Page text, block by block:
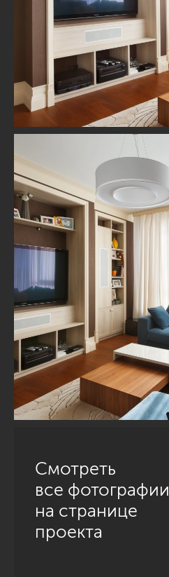
Смотреть
все фотографии
на странице
проекта